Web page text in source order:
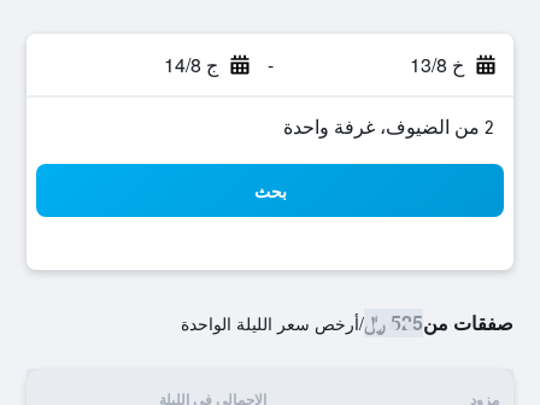
خ 13/8 - ج 14/8
2 من الضيوف، غرفة واحدة
بحث
صفقات من525 ﷼ /أرخص سعر الليلة الواحدة
مزود الإجمالي في الليلة